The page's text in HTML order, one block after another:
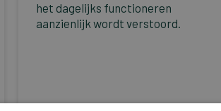
het dagelijks functioneren
aanzienlijk wordt verstoord.